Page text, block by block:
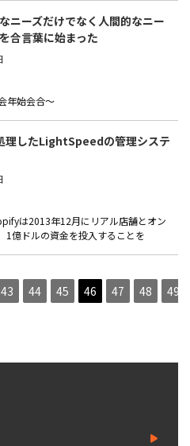
ニーズだけでなく人間的なニー
合言葉に始まった
年始会合～
理したLightSpeedの管理システ
は2013年12月にリアル店舗とオン
1億ドルの資金を投入することを
43 44 45 46 47 48 49